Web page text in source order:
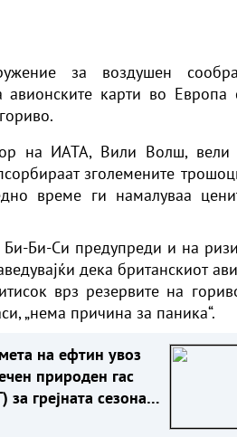
за воздушен
авионските карти во
на ИАТА, Вили Волш,
зголемените
време ги намалуваа
Би-Би-Си предупреди и на
дека британскиот
врз резервите на
„нема причина за паника“.
на ефтин увоз
природен гас
за грејната сезона?